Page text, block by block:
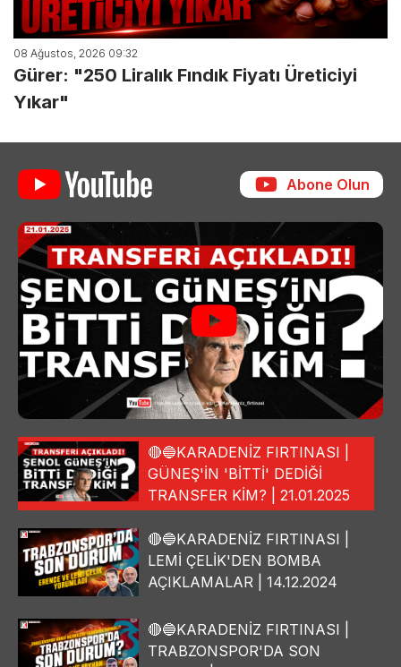
08 Ağustos, 2026 09:32
Gürer: "250 Liralık Fındık Fiyatı Üreticiyi
Yıkar"
Abone Olun
🔴🔵KARADENİZ FIRTINASI |
GÜNEŞ'İN 'BİTTİ' DEDİĞİ
TRANSFER KİM? | 21.01.2025
🔴🔵KARADENİZ FIRTINASI |
LEMİ ÇELİK'DEN BOMBA
AÇIKLAMALAR | 14.12.2024
🔴🔵KARADENİZ FIRTINASI |
TRABZONSPOR'DA SON